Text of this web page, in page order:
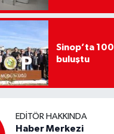
Sinop’ta
buluştu
EDITÖR HAKKINDA
Haber Merkezi